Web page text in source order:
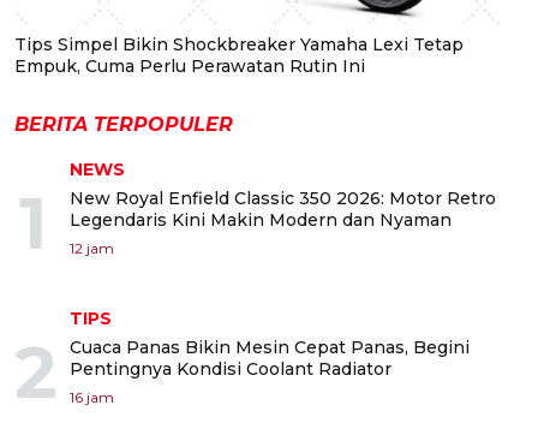
Tips Simpel Bikin Shockbreaker Yamaha Lexi Tetap
Empuk, Cuma Perlu Perawatan Rutin Ini
BERITA TERPOPULER
1
NEWS
New Royal Enfield Classic 350 2026: Motor Retro
Legendaris Kini Makin Modern dan Nyaman
12 jam
2
TIPS
Cuaca Panas Bikin Mesin Cepat Panas, Begini
Pentingnya Kondisi Coolant Radiator
16 jam